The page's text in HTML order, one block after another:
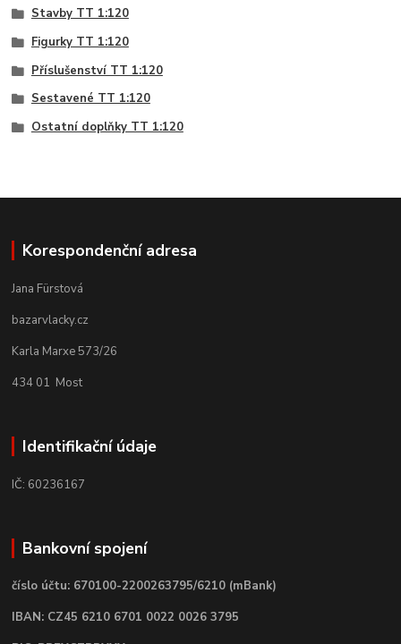
Stavby TT 1:120
Figurky TT 1:120
Příslušenství TT 1:120
Sestavené TT 1:120
Ostatní doplňky TT 1:120
Korespondenční adresa
Jana Fürstová
bazarvlacky.cz
Karla Marxe 573/26
434 01 Most
Identifikační údaje
IČ: 60236167
Bankovní spojení
číslo účtu: 670100-2200263795/6210 (mBank)
IBAN: CZ45 6210 6701 0022 0026 3795